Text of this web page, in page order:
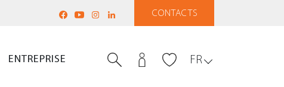
CONTACTS
ENTREPRISE FR